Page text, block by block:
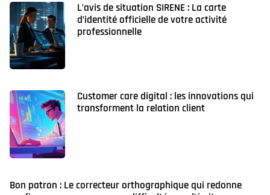
L’avis de situation SIRENE : La carte
d’identité officielle de votre activité
professionnelle
Customer care digital : les innovations qui
transforment la relation client
Bon patron : Le correcteur orthographique qui redonne